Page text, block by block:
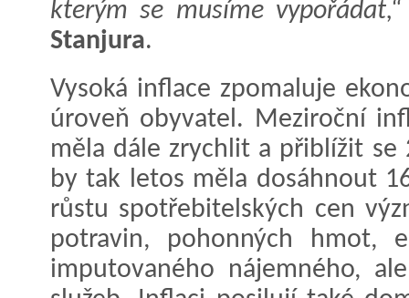
kterým se musíme vypořádat,“
Stanjura.
Vysoká inflace zpomaluje
úroveň obyvatel. Meziroční
měla dále zrychlit a přiblížit se
by tak letos měla dosáhnout
růstu spotřebitelských cen
potravin, pohonných hmot,
imputovaného nájemného,